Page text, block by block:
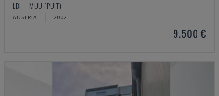
LBH - MUU (PUIT)
AUSTRIA 2002
9.500 €